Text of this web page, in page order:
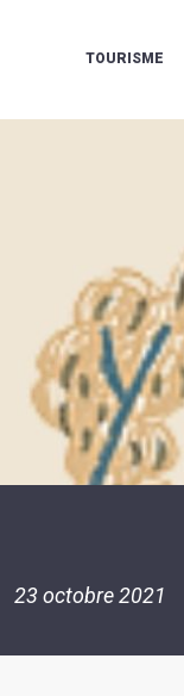
TOURISME
CAMPING
POUR
CAMPING-
CARS
TENTES
ET
CARAVANES
LA
HALTE
FLUVIALE
VENIR
23 octobre 2021